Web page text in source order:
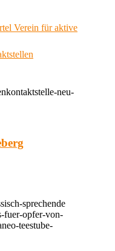
Verein für aktive
neu-
sprechende
fuer-opfer-von-
teestube-